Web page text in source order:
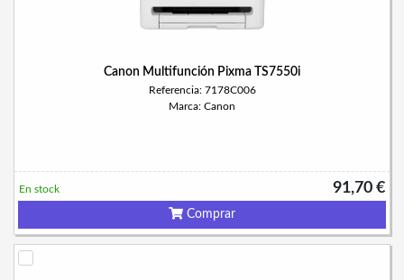
Canon Multifunción Pixma TS7550i
Referencia: 7178C006
Marca: Canon
91,70 €
En stock
Comprar